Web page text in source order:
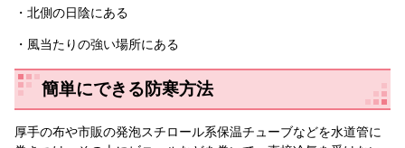
・北側の日陰にある
・風当たりの強い場所にある
簡単にできる防寒方法
厚手の布や市販の発泡スチロール系保温チューブなどを水道管に